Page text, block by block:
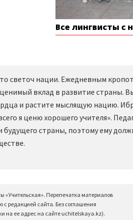
Все лингвисты с
светоч нации. Ежедневным
вклад в развитие страны.
и растите мыслящую нацию.
я ценю хорошего учителя».
будущего страны, поэтому ему
«Учительская». Перепечатка материалов
редакцией сайта. Без соглашения
на ее адрес на сайте uchitelskaya.kz).